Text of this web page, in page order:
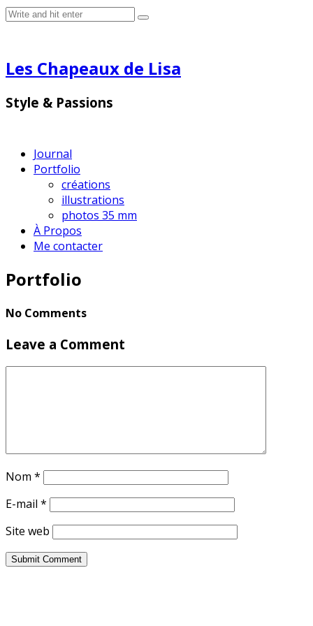
Les Chapeaux de Lisa
Style & Passions
Journal
Portfolio
créations
illustrations
photos 35 mm
À Propos
Me contacter
Portfolio
No Comments
Leave a Comment
Nom *
E-mail *
Site web